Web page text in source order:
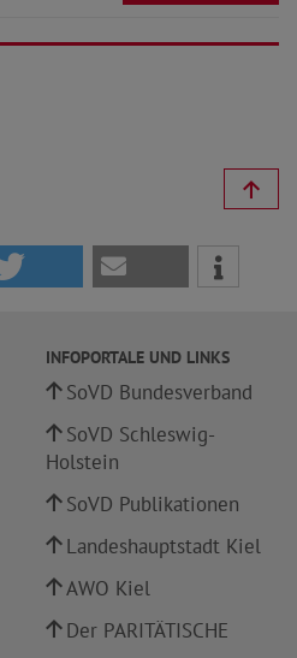
INFOPORTALE UND LINKS
SoVD Bundesverband
SoVD Schleswig-
Holstein
SoVD Publikationen
Landeshauptstadt Kiel
AWO Kiel
Der PARITÄTISCHE